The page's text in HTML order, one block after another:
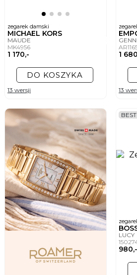
zegarek damski
MICHAEL KORS
MAUDE
MK4956
1 170,-
DO KOSZYKA
13 wersji
GENNI
1
13
LUCY
980,-
BEST